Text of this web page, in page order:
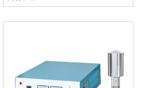
能器谐振频率04、电...